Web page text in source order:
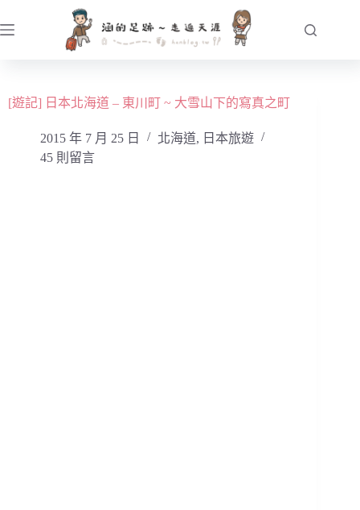
至
容[遊記] 日本北海道 – 東川町 ~ 大雪山下的寫真之町
2015 年 7 月 25 日 北海道, 日本旅遊
45 則留言